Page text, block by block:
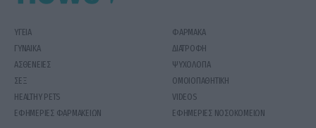
ΥΓΕΙΑ
ΦΑΡΜΑΚΑ
ΓΥΝΑΙΚΑ
ΔΙΑΤΡΟΦΗ
ΑΣΘΕΝΕΙΕΣ
ΨΥΧΟΛΟΓΙΑ
ΣΕΞ
ΟΜΟΙΟΠΑΘΗΤΙΚΗ
HEALTHY PETS
VIDEOS
ΕΦΗΜΕΡΙΕΣ ΦΑΡΜΑΚΕΙΩΝ
ΕΦΗΜΕΡΙΕΣ ΝΟΣΟΚΟΜΕΙΩΝ